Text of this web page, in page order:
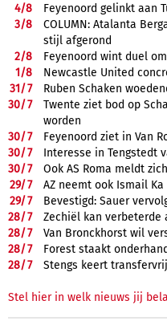
4/8
Feyenoord gelinkt aan
3/8
COLUMN: Atalanta
stijl afgerond
2/8
Feyenoord wint duel
1/8
Newcastle United
31/7
Ruben Schaken
30/7
Twente ziet bod op
worden
30/7
Feyenoord ziet in Van
30/7
Interesse in Tengstedt
30/7
Ook AS Roma meldt
29/7
AZ neemt ook Ismail
29/7
Bevestigd: Sauer
28/7
Zechiël kan verbeterde
28/7
Van Bronckhorst wil
28/7
Forest staakt
28/7 Stengs keert
Stel hier in welk nieuws jij